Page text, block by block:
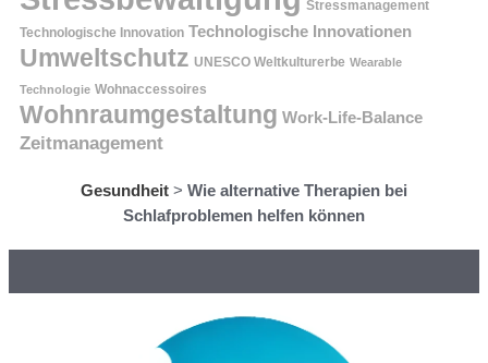
Stressmanagement
Technologische Innovation Technologische Innovationen
Umweltschutz UNESCO Weltkulturerbe Wearable
Technologie Wohnaccessoires
Wohnraumgestaltung Work-Life-Balance
Zeitmanagement
Gesundheit > Wie alternative Therapien bei
Schlafproblemen helfen können